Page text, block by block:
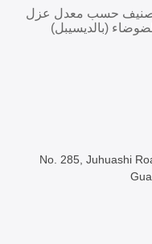
حسب معدل عزل
(بالديسيبل)
No. 285, Juhuashi